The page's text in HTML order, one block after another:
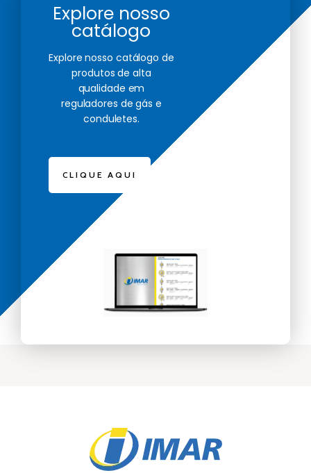
Explore nosso
catálogo
Explore nosso catálogo de
produtos de alta
qualidade em
reguladores de gás e
conduletes.
CLIQUE AQUI